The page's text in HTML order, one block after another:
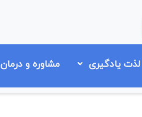
لذت یادگیری مشاوره و درمان